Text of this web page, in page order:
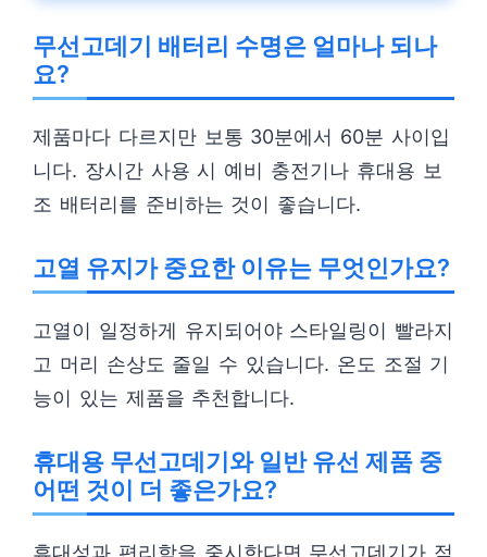
무선고데기 배터리 수명은 얼마나 되나
요?
제품마다 다르지만 보통 30분에서 60분 사이입
니다. 장시간 사용 시 예비 충전기나 휴대용 보
조 배터리를 준비하는 것이 좋습니다.
고열 유지가 중요한 이유는 무엇인가요?
고열이 일정하게 유지되어야 스타일링이 빨라지
고 머리 손상도 줄일 수 있습니다. 온도 조절 기
능이 있는 제품을 추천합니다.
휴대용 무선고데기와 일반 유선 제품 중
어떤 것이 더 좋은가요?
휴대성과 편리함을 중시한다면 무선고데기가 적